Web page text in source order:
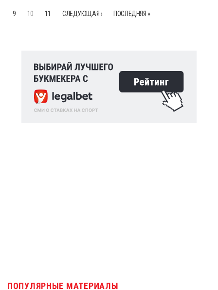
9 10 11 СЛЕДУЮЩАЯ › ПОСЛЕДНЯЯ »
ПОПУЛЯРНЫЕ МАТЕРИАЛЫ